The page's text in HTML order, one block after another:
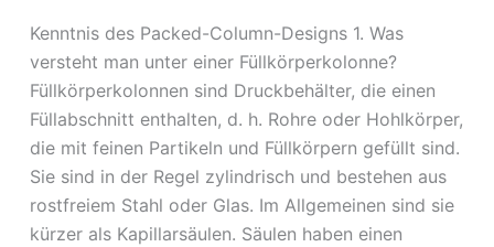
Kenntnis des Packed-Column-Designs 1. Was
versteht man unter einer Füllkörperkolonne?
Füllkörperkolonnen sind Druckbehälter, die einen
Füllabschnitt enthalten, d. h. Rohre oder Hohlkörper,
die mit feinen Partikeln und Füllkörpern gefüllt sind.
Sie sind in der Regel zylindrisch und bestehen aus
rostfreiem Stahl oder Glas. Im Allgemeinen sind sie
kürzer als Kapillarsäulen. Säulen haben einen